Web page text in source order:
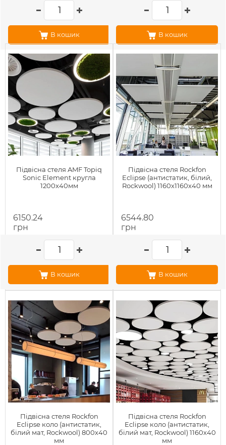
В кошик В кошик
Підвісна стеля AMF Topiq
Sonic Element кругла
1200x40мм
6150.24
грн
В кошик
Підвісна стеля Rockfon
Eclipse (антистатик, білий,
Rockwool) 1160х1160х40 мм
6544.80
грн
В кошик
Підвісна стеля Rockfon
Eclipse коло (антистатик,
білий мат, Rockwool) 800х40
мм
Підвісна стеля Rockfon
Eclipse коло (антистатик,
білий мат, Rockwool) 1160х40
мм